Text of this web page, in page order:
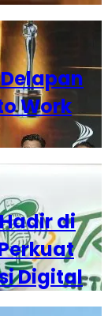
Work
di
Digital